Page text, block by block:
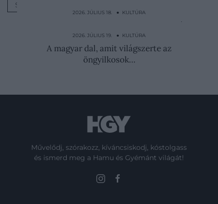
SZEREP
2026. JÚLIUS 18. ● KULTÚRA
600 éve ütlegelik, köpködik és fojtogatják
Kína…
2026. JÚLIUS 19. ● KULTÚRA
A magyar dal, amit világszerte az
öngyilkosok…
Művelődj, szórakozz, kíváncsiskodj, kóstolgass
és ismerd meg a Hamu és Gyémánt világát!